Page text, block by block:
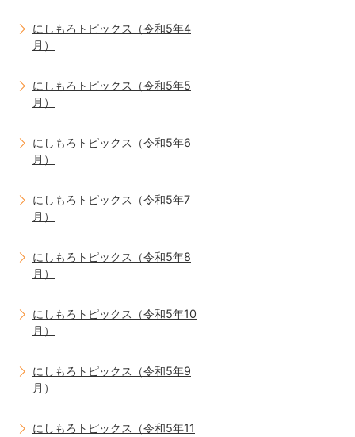
にしもろトピックス（令和5年4
月）
にしもろトピックス（令和5年5
月）
にしもろトピックス（令和5年6
月）
にしもろトピックス（令和5年7
月）
にしもろトピックス（令和5年8
月）
にしもろトピックス（令和5年10
月）
にしもろトピックス（令和5年9
月）
にしもろトピックス（令和5年11